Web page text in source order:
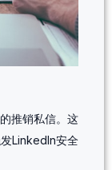
推销私信。这
LinkedIn安全